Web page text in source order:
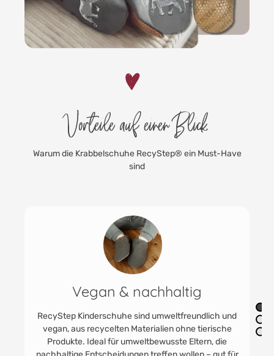
Vorteile auf einen Blick
Warum die Krabbelschuhe RecyStep® ein Must-Have
sind
In der Maschine waschbar
Ein großer Vorteil der RecyStep Kinderschuhe ist ihre
leichte Reinigungsfähigkeit. Diese Schuhe können
problemlos in der Waschmaschine bei 40°C